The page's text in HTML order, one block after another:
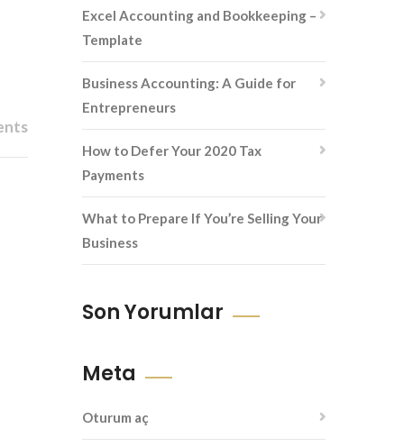
Excel Accounting and Bookkeeping –
Template
Business Accounting: A Guide for
Entrepreneurs
How to Defer Your 2020 Tax
Payments
What to Prepare If You’re Selling Your
Business
Son Yorumlar
Meta
Oturum aç